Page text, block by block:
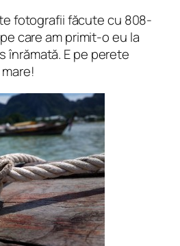
fotografii făcute cu 808-
care am primit-o eu la
înrămată. E pe perete